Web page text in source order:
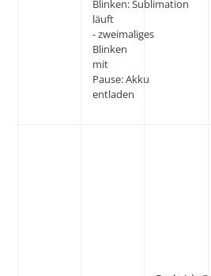
Blinken: Sublimation
läuft
- zweimaliges
Blinken
mit
Pause: Akku
entladen